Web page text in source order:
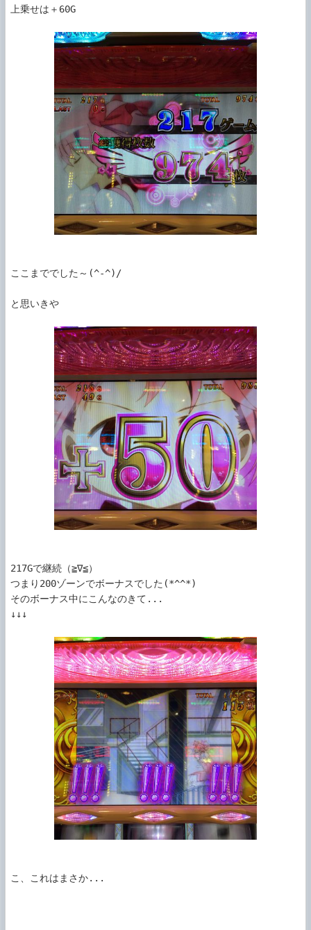
上乗せは＋60G
ここまででした～(^-^)/
と思いきや
217Gで継続（≧∇≦）
つまり200ゾーンでボーナスでした(*^^*)
そのボーナス中にこんなのきて...
↓↓↓
こ、これはまさか...